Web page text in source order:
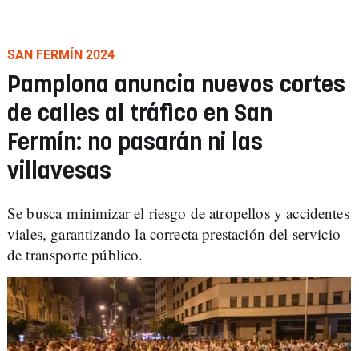
SAN FERMÍN 2024
Pamplona anuncia nuevos cortes
de calles al tráfico en San
Fermín: no pasarán ni las
villavesas
Se busca minimizar el riesgo de atropellos y accidentes
viales, garantizando la correcta prestación del servicio
de transporte público.